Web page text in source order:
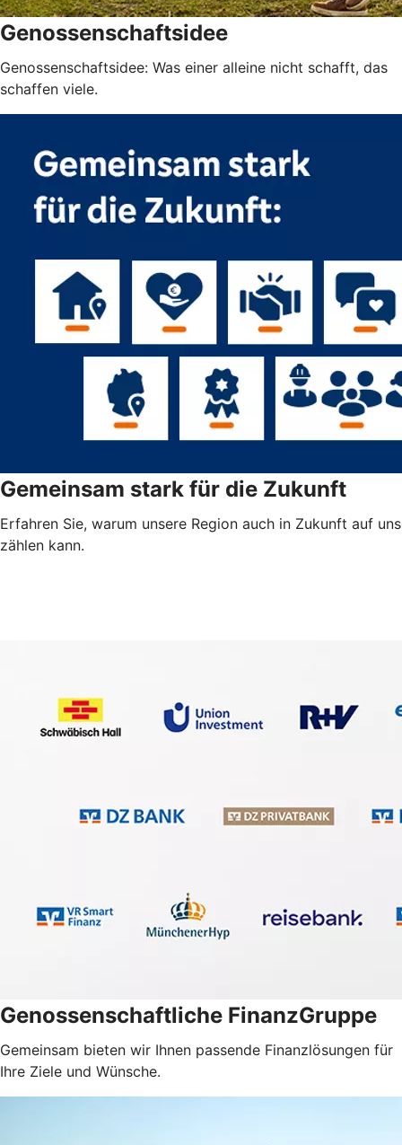
Genossenschaftsidee
Genossenschaftsidee: Was einer alleine nicht schafft, das
schaffen viele.
Gemeinsam stark für die Zukunft
Erfahren Sie, warum unsere Region auch in Zukunft auf uns
zählen kann.
Genossenschaftliche FinanzGruppe
Gemeinsam bieten wir Ihnen passende Finanzlösungen für
Ihre Ziele und Wünsche.